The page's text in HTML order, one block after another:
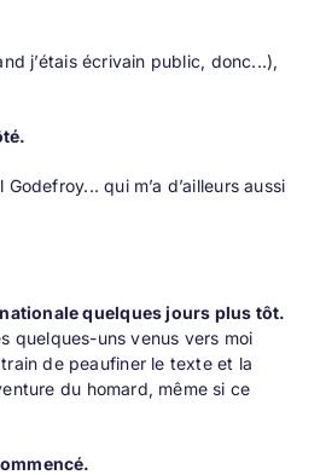
j’étais écrivain public, donc...),
qui m’a d’ailleurs aussi
quelques jours plus tôt.
quelques-uns venus vers moi
de peaufiner le texte et la
du homard, même si ce